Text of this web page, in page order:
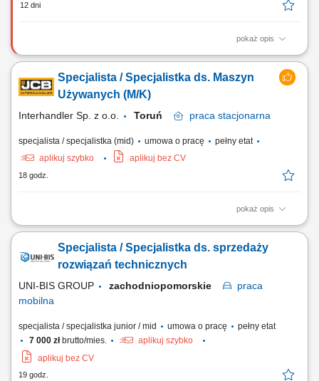
12 dni
pokaż opis
Opis stanowiska Kompleksowe rozwijanie sieci sprzedaży narzędzi
oraz oprzyrządowania do obrabiarek CNC w wyznaczonym regionie.
Aktywne pozyskiwanie nowych partnerów biznesowych i budowanie
trwałych relacji z obecnymi klientami. Doradztwo techniczne w zakresie
Specjalista / Specjalistka ds. Maszyn
Używanych (M/K)
Interhandler Sp. z o.o. Toruń praca stacjonarna
specjalista / specjalistka (mid) umowa o pracę
pełny etat
aplikuj szybko
aplikuj bez CV
18 godz.
pokaż opis
Kogo szukamy: Poszukujemy Specjalisty/Specjalistki ds. Maszyn
zagadnieniami technicznymi. Zadania: Zarządzanie ofertą maszyn
używanych – analiza, wycena, comiesięczna aktualizacja oferty;
Specjalista / Specjalistka ds. sprzedaży
rozwiązań technicznych
UNI-BIS GROUP zachodniopomorskie
praca
mobilna
specjalista / specjalistka junior / mid umowa o pracę
pełny etat
7 000 złbrutto/mies.
aplikuj szybko
aplikuj bez CV
19 godz.